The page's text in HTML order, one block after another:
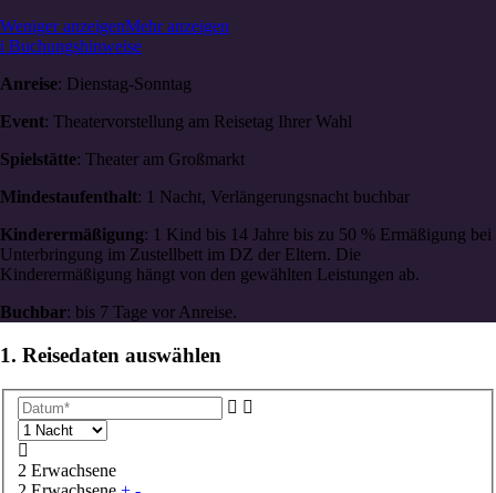
Weniger anzeigenMehr anzeigen
i Buchungshinweise
Anreise: Dienstag-Sonntag
Event: Theatervorstellung am Reisetag Ihrer Wahl
Spielstätte: Theater am Großmarkt
Mindestaufenthalt: 1 Nacht, Verlängerungsnacht buchbar
Kinderermäßigung: 1 Kind bis 14 Jahre bis zu 50 % Ermäßigung bei
Unterbringung im Zustellbett im DZ der Eltern. Die
Kinderermäßigung hängt von den gewählten Leistungen ab.
Buchbar: bis 7 Tage vor Anreise.
1. Reisedaten auswählen
2 Erwachsene